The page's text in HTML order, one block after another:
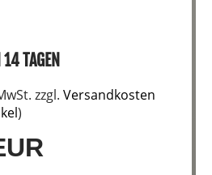
TAGEN
zzgl. Versandkosten
)